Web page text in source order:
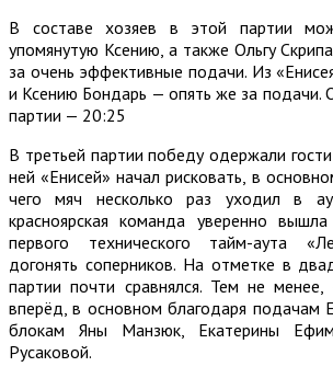
В составе хозяев в этой партии
упомянутую Ксению, а также Ольгу
за очень эффективные подачи. Из
и Ксению Бондарь — опять же за подачи.
партии — 20:25
В третьей партии победу одержали
ней «Енисей» начал рисковать, в
чего мяч несколько раз уходил в
красноярская команда уверенно
первого технического тайм-аута
догонять соперников. На отметке в
партии почти сравнялся. Тем не менее,
вперёд, в основном благодаря подачам
блокам Яны Манзюк, Екатерины
Русаковой.